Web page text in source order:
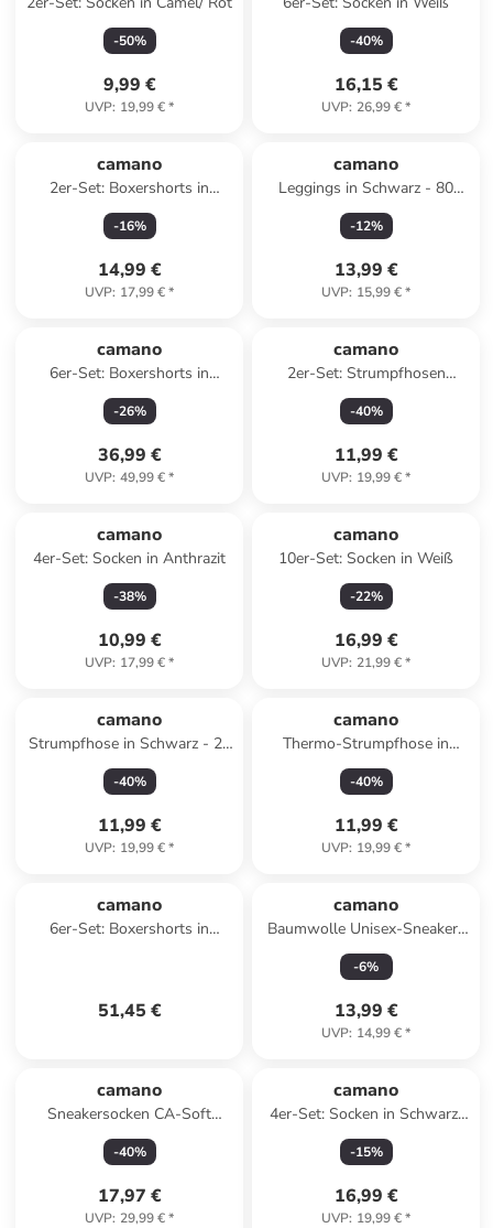
-50%
9,99 €
UVP: 19,99 €*
-40%
16,15 €
UVP: 26,99 €*
camano
2er-Set: Boxershorts in
Dunkelblau
-16%
14,99 €
UVP: 17,99 €*
camano
Leggings in Schwarz - 80
DEN
-12%
13,99 €
UVP: 15,99 €*
camano
6er-Set: Boxershorts in
Schwarz/ Grün
-26%
36,99 €
UVP: 49,99 €*
camano
2er-Set: Strumpfhosen
"Online Fashion" in Schwarz -
DEN 20
-40%
11,99 €
UVP: 19,99 €*
camano
4er-Set: Socken in Anthrazit
-38%
10,99 €
UVP: 17,99 €*
camano
10er-Set: Socken in Weiß
-22%
16,99 €
UVP: 21,99 €*
camano
Strumpfhose in Schwarz - 20
DEN
-40%
11,99 €
UVP: 19,99 €*
camano
Thermo-Strumpfhose in
Schwarz - DEN 80
-40%
11,99 €
UVP: 19,99 €*
camano
6er-Set: Boxershorts in
51,45 €
camano
Baumwolle Unisex-Sneaker-
Socken 5 Paar in schwarz
-6%
13,99 €
UVP: 14,99 €*
camano
Sneakersocken CA-Soft
Organic Cotton Sneaker 12er
Pack in Mehrfarbig
-40%
17,97 €
UVP: 29,99 €*
camano
4er-Set: Socken in Schwarz/
Hellbraun
-15%
16,99 €
UVP: 19,99 €*